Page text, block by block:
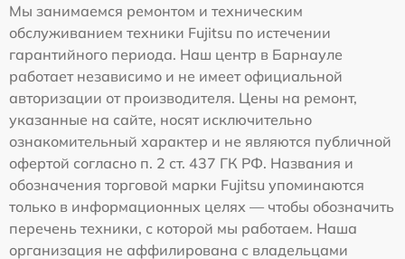
Мы занимаемся ремонтом и техническим
обслуживанием техники Fujitsu по истечении
гарантийного периода. Наш центр в Барнауле
работает независимо и не имеет официальной
авторизации от производителя. Цены на ремонт,
указанные на сайте, носят исключительно
ознакомительный характер и не являются публичной
офертой согласно п. 2 ст. 437 ГК РФ. Названия и
обозначения торговой марки Fujitsu упоминаются
только в информационных целях — чтобы обозначить
перечень техники, с которой мы работаем. Наша
организация не аффилирована с владельцами